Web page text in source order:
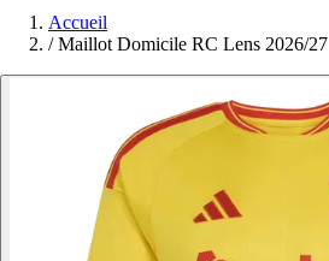
Accueil
/ Maillot Domicile RC Lens 2026/27